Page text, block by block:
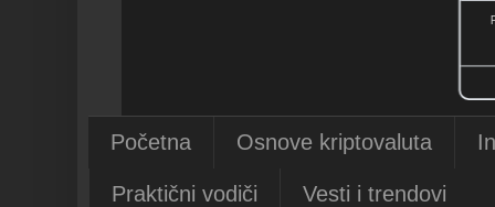
Početna Osnove kriptovaluta
Praktični vodiči Vesti i trendovi